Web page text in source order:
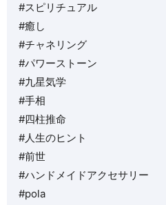
#スピリチュアル
#癒し
#チャネリング
#パワーストーン
#九星気学
#手相
#四柱推命
#人生のヒント
#前世
#ハンドメイドアクセサリー
#pola